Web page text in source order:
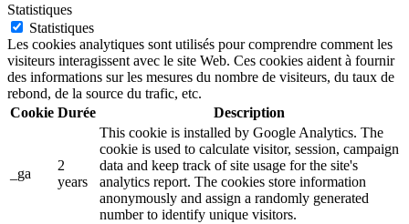
Statistiques
Statistiques
Les cookies analytiques sont utilisés pour comprendre comment les
visiteurs interagissent avec le site Web. Ces cookies aident à fournir
des informations sur les mesures du nombre de visiteurs, du taux de
rebond, de la source du trafic, etc.
Cookie Durée Description
_ga
2
years
This cookie is installed by Google Analytics. The
cookie is used to calculate visitor, session, campaign
data and keep track of site usage for the site's
analytics report. The cookies store information
anonymously and assign a randomly generated
number to identify unique visitors.